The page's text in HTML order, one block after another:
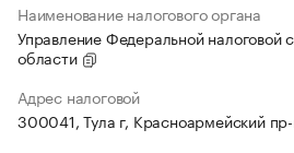
Наименование налогового органа
Управление Федеральной налоговой
области
Адрес налоговой
300041, Тула г, Красноармейский